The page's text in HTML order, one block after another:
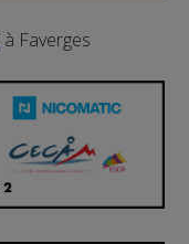
à Faverges